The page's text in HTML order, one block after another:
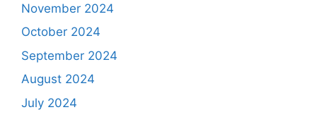
November 2024
October 2024
September 2024
August 2024
July 2024